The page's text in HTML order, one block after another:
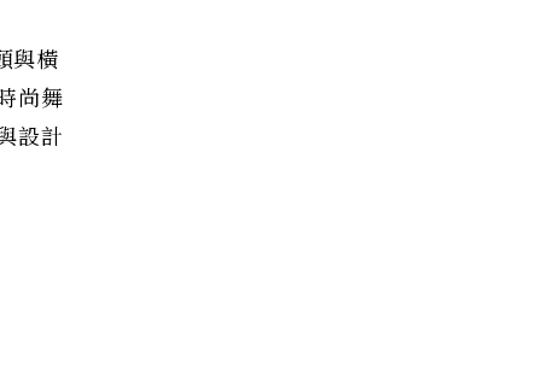
與橫
尚舞
設計